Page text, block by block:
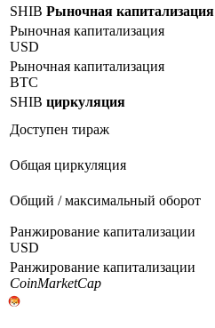
SHIB Рыночная капитализация
Рыночная капитализация
USD
Рыночная капитализация
BTC
SHIB циркуляция
Доступен тираж
Общая циркуляция
Общий / максимальный оборот
Ранжирование капитализации
USD
Ранжирование капитализации
CoinMarketCap